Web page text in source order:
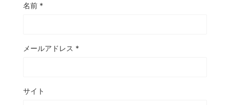
名前 *
メールアドレス *
サイト